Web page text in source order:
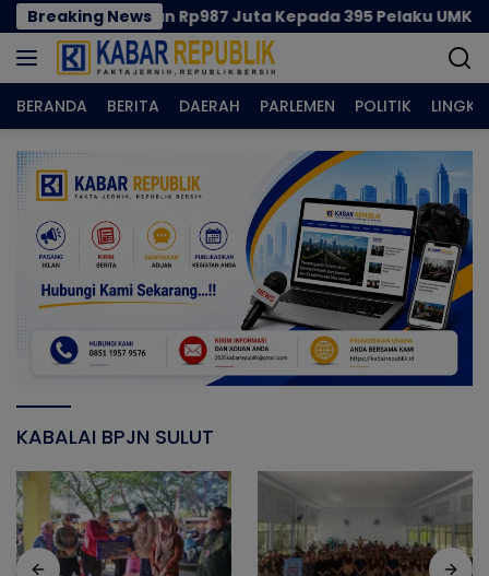
Langsung
ke
konten
Breaking News
Salurkan Rp987 Juta Kepada 395 Pelaku UMKM Kota
BERANDA BERITA DAERAH PARLEMEN POLITIK
KABALAI BPJN SULUT